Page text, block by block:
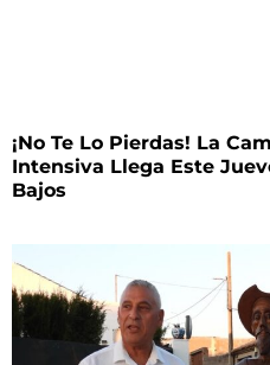
¡No Te Lo Pierdas! La
Intensiva Llega Este
Bajos